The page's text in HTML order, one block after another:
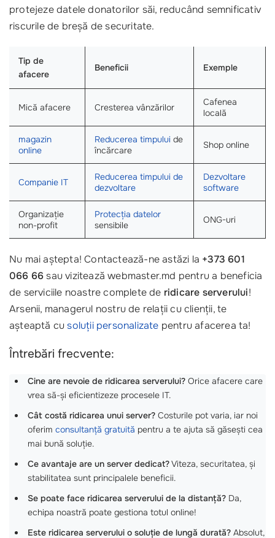
protejeze datele donatorilor săi, reducând semnificativ
riscurile de breșă de securitate.
Tip de
afacere
Beneficii Exemple
Mică afacere Cresterea vânzărilor
Cafenea
locală
magazin
online
Reducerea timpului de
încărcare
Shop online
Companie IT
Reducerea timpului de
dezvoltare
Dezvoltare
software
Organizație
non-profit
Protecția datelor
sensibile
ONG-uri
Nu mai aștepta! Contactează-ne astăzi la +373 601
066 66sau vizitează webmaster.md pentru a beneficia
de serviciile noastre complete de ridicare serverului!
Arsenii, managerul nostru de relații cu clienții, te
așteaptă cusoluții personalizate pentru afacerea ta!
Întrebări frecvente:
Cine are nevoie de ridicarea serverului? Orice afacere care
vrea să-și eficientizeze procesele IT.
Cât costă ridicarea unui server? Costurile pot varia, iar noi
oferim consultanță gratuită pentru a te ajuta să găsești cea
mai bună soluție.
Ce avantaje are un server dedicat?Viteza, securitatea, și
stabilitatea sunt principalele beneficii.
Se poate face ridicarea serverului de la distanță? Da,
echipa noastră poate gestiona totul online!
Este ridicarea serverului o soluție de lungă durată? Absolut,